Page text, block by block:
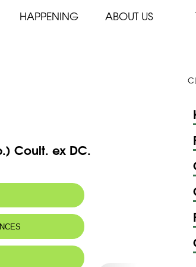
HAPPENING ABOUT US
Coult. ex DC.
Bég.
Jaffa cephalaria